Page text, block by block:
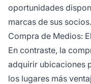
oportunidades
marcas de sus socios.
Compra de Medios:
En contraste, la
adquirir ubicaciones
los lugares más